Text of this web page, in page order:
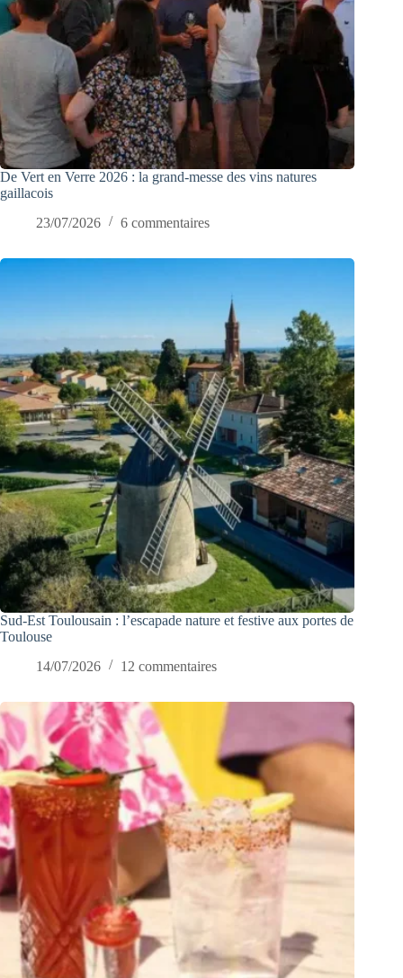
De Vert en Verre 2026 : la grand-messe des vins natures
gaillacois
23/07/2026
6 commentaires
Sud-Est Toulousain : l’escapade nature et festive aux portes de
Toulouse
14/07/2026
12 commentaires